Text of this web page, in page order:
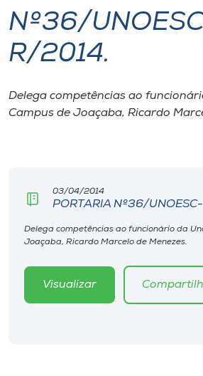
I.nova
Cultura
Biblioteca
Editora
Rádio
Nº36/
R/2014.
Delega competências ao
Campus de Joaçaba, Ricardo
03/04/2014
PORTARIA Nº36/
Delega competências ao funcionário da
Joaçaba, Ricardo Marcelo de Menezes.
Visualizar